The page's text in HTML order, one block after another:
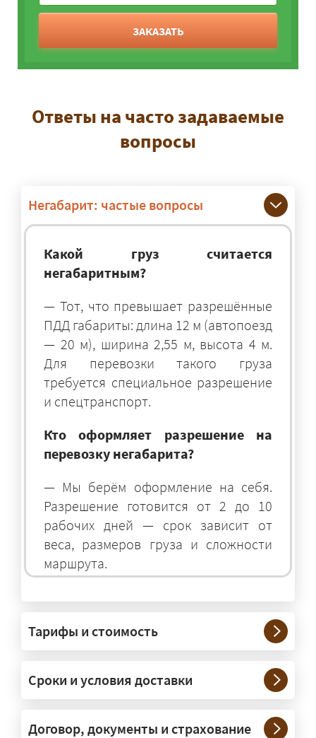
ЗАКАЗАТЬ
Ответы на часто задаваемые
вопросы
Негабарит: частые вопросы
Какой груз считается
негабаритным?
— Тот, что превышает разрешённые
ПДД габариты: длина 12 м (автопоезд
— 20 м), ширина 2,55 м, высота 4 м.
Для перевозки такого груза
требуется специальное разрешение
и спецтранспорт.
Кто оформляет разрешение на
перевозку негабарита?
— Мы берём оформление на себя.
Разрешение готовится от 2 до 10
рабочих дней — срок зависит от
веса, размеров груза и сложности
маршрута.
— На тралах и низкорамниках —
платформах, рассчитанных на
крупногабаритную технику и
конструкции. Транспорт подбираем
под конкретные размеры и вес груза.
Тарифы и стоимость
Сроки и условия доставки
Договор, документы и страхование